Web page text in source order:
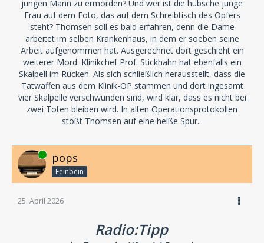
jungen Mann zu ermorden? Und wer ist die hübsche junge
Frau auf dem Foto, das auf dem Schreibtisch des Opfers
steht? Thomsen soll es bald erfahren, denn die Dame
arbeitet im selben Krankenhaus, in dem er soeben seine
Arbeit aufgenommen hat. Ausgerechnet dort geschieht ein
weiterer Mord: Klinikchef Prof. Stickhahn hat ebenfalls ein
Skalpell im Rücken. Als sich schließlich herausstellt, dass die
Tatwaffen aus dem Klinik-OP stammen und dort ingesamt
vier Skalpelle verschwunden sind, wird klar, dass es nicht bei
zwei Toten bleiben wird. In alten Operationsprotokollen
stößt Thomsen auf eine heiße Spur...
Online pops
Feinbein
25. April 2026
Radio:Tipp